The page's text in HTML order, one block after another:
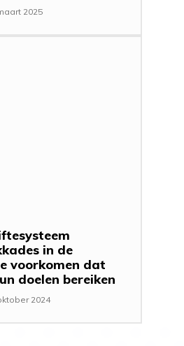
2025
in de
voorkomen dat
doelen bereiken
2024